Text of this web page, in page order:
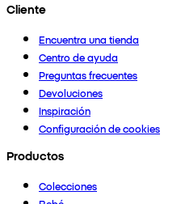
Cliente
Encuentra una tienda
Centro de ayuda
Preguntas frecuentes
Devoluciones
Inspiración
Configuración de cookies
Productos
Colecciones